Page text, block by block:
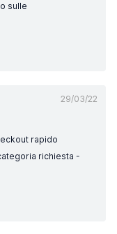
sulle
29/03/22
rapido
richiesta -